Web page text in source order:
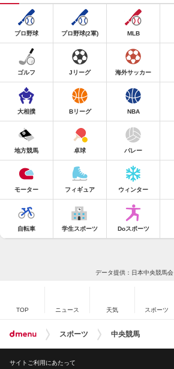
プロ野球 プロ野球(2軍) MLB
ゴルフ Jリーグ 海外サッカー
大相撲 Bリーグ NBA
地方競馬 卓球 バレー
モーター フィギュア ウィンター
自転車 学生スポーツ Doスポーツ
データ提供：日本中央競馬会
TOP ニュース 天気 スポーツ
スポーツ 中央競馬
サイトご利用にあたって